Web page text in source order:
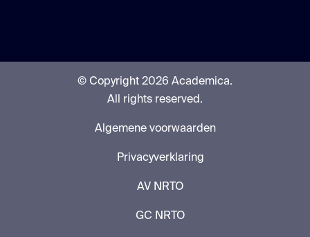
© Copyright 2026 Academica.
All rights reserved.
Algemene voorwaarden
Privacyverklaring
AV NRTO
GC NRTO